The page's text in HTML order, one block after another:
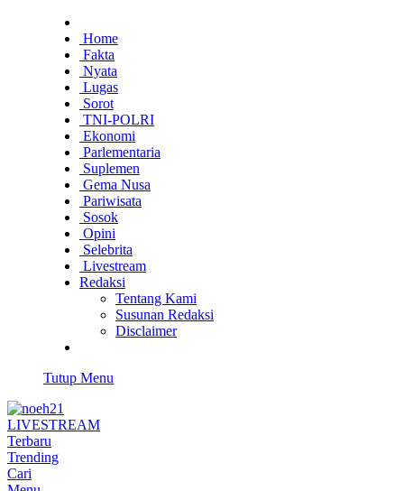
Home
Fakta
Nyata
Lugas
Sorot
TNI-POLRI
Ekonomi
Parlementaria
Suplemen
Gema Nusa
Pariwisata
Sosok
Opini
Selebrita
Livestream
Redaksi
Tentang Kami
Susunan Redaksi
Disclaimer
Tutup Menu
LIVESTREAM
Terbaru
Trending
Cari